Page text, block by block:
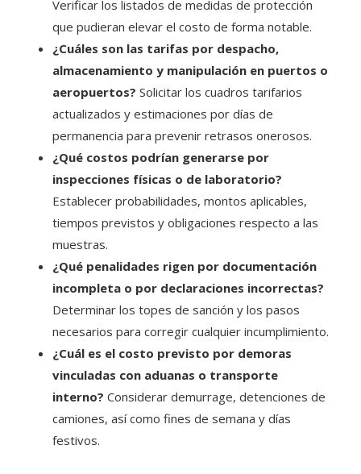
Verificar los listados de medidas de protección
que pudieran elevar el costo de forma notable.
¿Cuáles son las tarifas por despacho,
almacenamiento y manipulación en puertos o
aeropuertos? Solicitar los cuadros tarifarios
actualizados y estimaciones por días de
permanencia para prevenir retrasos onerosos.
¿Qué costos podrían generarse por
inspecciones físicas o de laboratorio?
Establecer probabilidades, montos aplicables,
tiempos previstos y obligaciones respecto a las
muestras.
¿Qué penalidades rigen por documentación
incompleta o por declaraciones incorrectas?
Determinar los topes de sanción y los pasos
necesarios para corregir cualquier incumplimiento.
¿Cuál es el costo previsto por demoras
vinculadas con aduanas o transporte
interno? Considerar demurrage, detenciones de
camiones, así como fines de semana y días
festivos.